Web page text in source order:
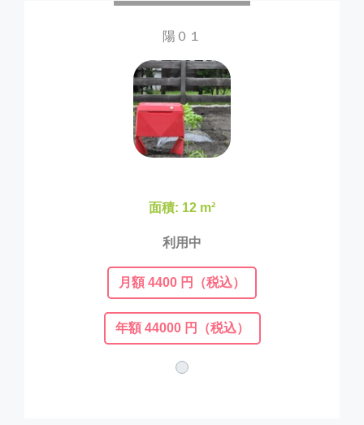
陽０１
面積: 12 m²
利用中
月額 4400 円（税込）
年額 44000 円（税込）